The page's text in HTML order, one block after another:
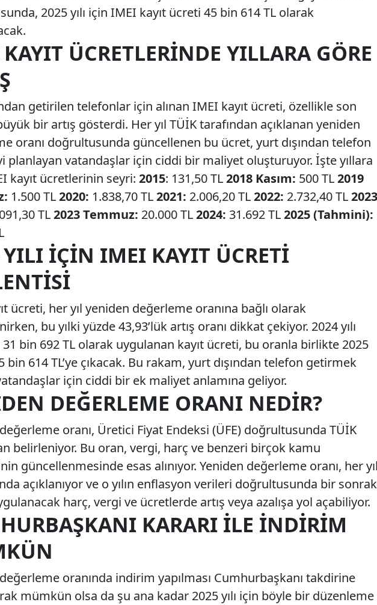
2025 yılı için IMEI kayıt ücreti 45 bin 614 TL olarak
ÜCRETLERINDE YILLARA GÖRE
getirilen telefonlar için alınan IMEI kayıt ücreti, özellikle son
bir artış gösterdi. Her yıl TÜİK tarafından açıklanan yeniden
oranı doğrultusunda güncellenen bu ücret, yurt dışından telefon
planlayan vatandaşlar için ciddi bir maliyet oluşturuyor. İşte yıllara
kayıt ücretlerinin seyri: 2015: 131,50 TL2018 Kasım: 500 TL2019
1.500 TL2020: 1.838,70 TL2021: 2.006,20 TL2022: 2.732,40 TL2023
TL2023 Temmuz: 20.000 TL2024: 31.692 TL2025 (Tahmini):
İÇIN IMEI KAYIT ÜCRETI
ücreti, her yıl yeniden değerleme oranına bağlı olarak
bu yılki yüzde 43,93’lük artış oranı dikkat çekiyor. 2024 yılı
31 bin 692 TL olarak uygulanan kayıt ücreti, bu oranla birlikte 2025
bin 614 TL’ye çıkacak. Bu rakam, yurt dışından telefon getirmek
için ciddi bir ek maliyet anlamına geliyor.
DEĞERLEME ORANI NEDIR?
oranı, Üretici Fiyat Endeksi (ÜFE) doğrultusunda TÜİK
belirleniyor. Bu oran, vergi, harç ve benzeri birçok kamu
güncellenmesinde esas alınıyor. Yeniden değerleme oranı, her
açıklanıyor ve o yılın enflasyon verileri doğrultusunda bir
harç, vergi ve ücretlerde artış veya azalışa yol açabiliyor.
KARARI ILE İNDIRIM
oranında indirim yapılması Cumhurbaşkanı takdirine
mümkün olsa da şu ana kadar 2025 yılı için böyle bir düzenleme